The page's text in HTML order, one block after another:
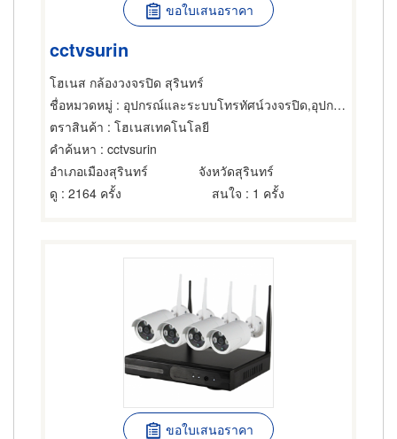
ขอใบเสนอราคา
cctvsurin
โฮเนส กล้องวงจรปิด สุรินทร์
ชื่อหมวดหมู่ : อุปกรณ์และระบบโทรทัศน์วงจรปิด,อุปกรณ์และระบบโทรทัศน์วงจรปิด,อุปกรณ์และระบบรักษาความปลอดภัย
ตราสินค้า : โฮเนสเทคโนโลยี
คำค้นหา : cctvsurin
อำเภอเมืองสุรินทร์
จังหวัดสุรินทร์
ดู : 2164 ครั้ง สนใจ : 1 ครั้ง
ขอใบเสนอราคา